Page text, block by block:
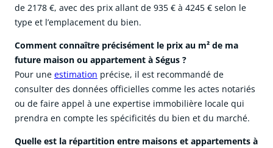
de 2178 €, avec des prix allant de 935 € à 4245 € selon le
type et l’emplacement du bien.
Comment connaître précisément le prix au m² de ma
future maison ou appartement à Ségus ?
Pour une estimation précise, il est recommandé de
consulter des données officielles comme les actes notariés
ou de faire appel à une expertise immobilière locale qui
prendra en compte les spécificités du bien et du marché.
Quelle est la répartition entre maisons et appartements à